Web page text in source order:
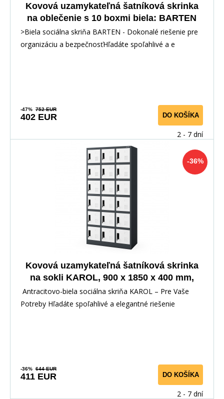
Kovová uzamykateľná šatníková skrinka
na oblečenie s 10 boxmi biela: BARTEN
1360 x 1720 x 450 mm
>Biela sociálna skriňa BARTEN - Dokonalé riešenie pre
organizáciu a bezpečnosťHľadáte spoľahlivé a e
-47% 752 EUR
402 EUR DO KOŠÍKA
2 - 7 dní
-36%
Kovová uzamykateľná šatníková skrinka
na sokli KAROL, 900 x 1850 x 400 mm,
antracitovo-biela
Antracitovo-biela sociálna skriňa KAROL – Pre Vaše
Potreby Hľadáte spoľahlivé a elegantné riešenie
-36% 644 EUR
411 EUR DO KOŠÍKA
2 - 7 dní